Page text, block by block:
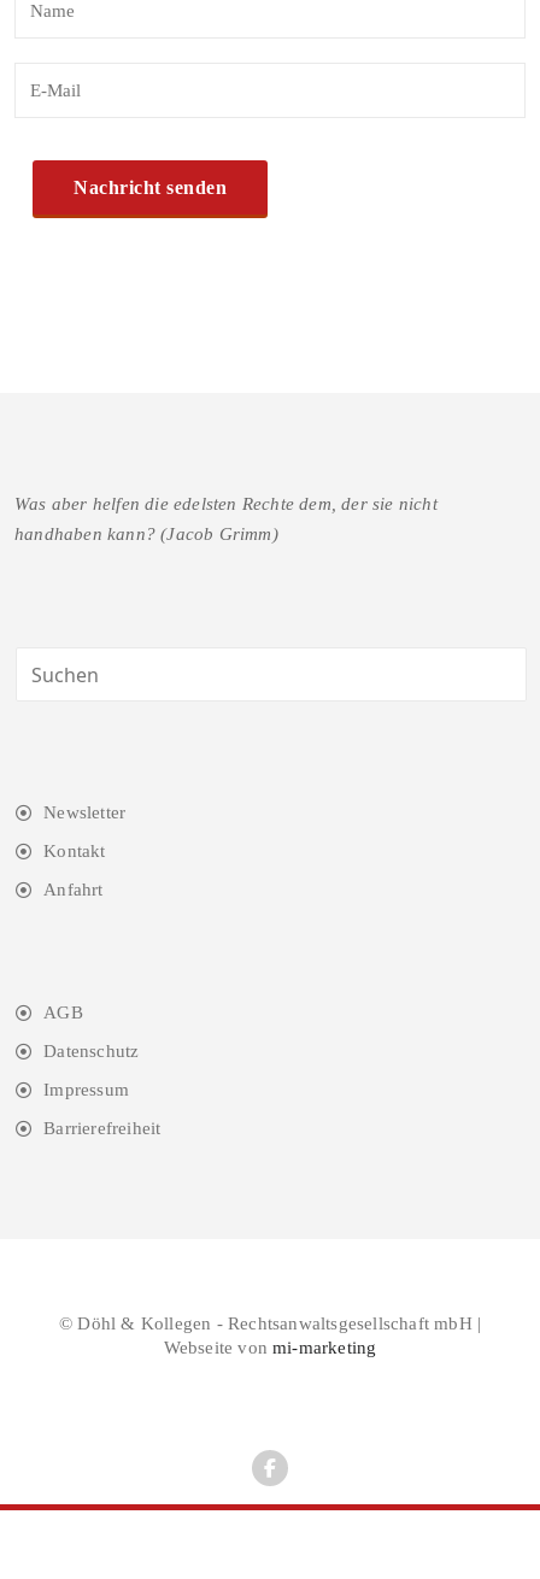
Was aber helfen die edelsten Rechte dem, der sie nicht
handhaben kann? (Jacob Grimm)
Newsletter
Kontakt
Anfahrt
AGB
Datenschutz
Impressum
Barrierefreiheit
© Döhl & Kollegen - Rechtsanwaltsgesellschaft mbH |
Webseite vonmi-marketing